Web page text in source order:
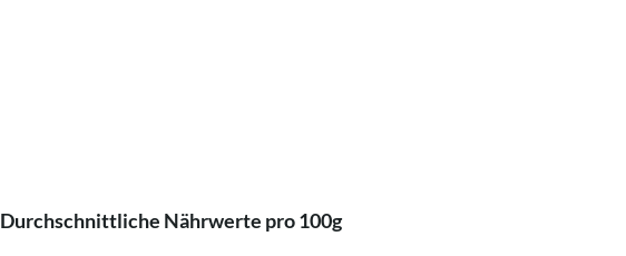
Durchschnittliche Nährwerte pro 100g